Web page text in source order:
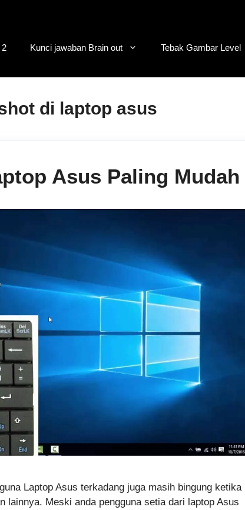
2 Kunci jawaban Brain out Tebak Gambar Level
di laptop asus
Asus Paling Mudah
Laptop Asus terkadang juga masih bingung ketika
lainnya. Meski anda pengguna setia dari laptop Asus